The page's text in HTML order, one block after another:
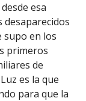
esa
desaparecidos
supo en los
primeros
de
es la que
para que la